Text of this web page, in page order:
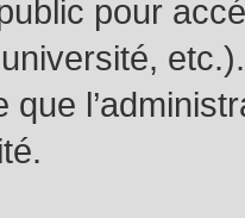
pour
que